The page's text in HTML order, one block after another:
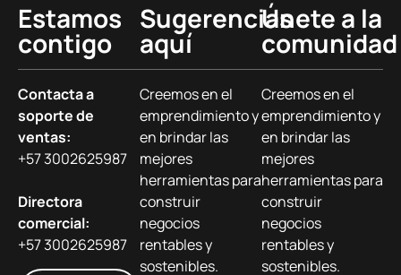
Estamos
contigo
Contacta a
soporte de
ventas:
+57 3002625987
Directora
comercial:
+57 3002625987
Sugerencias
aquí
Creemos en el
emprendimiento y
en brindar las
mejores
herramientas para
construir
negocios
rentables y
sostenibles.
Únete a la
comunidad
Creemos en el
emprendimiento y
en brindar las
mejores
herramientas para
construir
negocios
rentables y
sostenibles.